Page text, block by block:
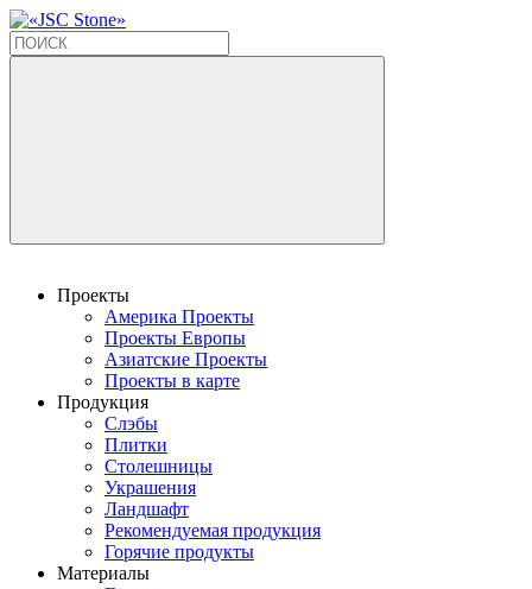
Проекты
Америка Проекты
Проекты Европы
Азиатские Проекты
Проекты в карте
Продукция
Слэбы
Плитки
Столешницы
Украшения
Ландшафт
Рекомендуемая продукция
Горячие продукты
Материалы